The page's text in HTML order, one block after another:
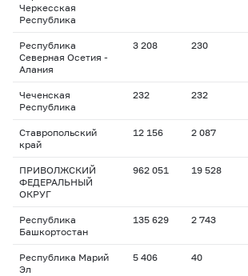
Черкесская
Республика
Республика
Северная Осетия -
Алания
3 208 230
Чеченская
Республика
232 232
Ставропольский
край
12 156 2 087
ПРИВОЛЖСКИЙ
ФЕДЕРАЛЬНЫЙ
ОКРУГ
962 051 19 528
Республика
Башкортостан
135 629 2 743
Республика Марий
Эл
5 406 40